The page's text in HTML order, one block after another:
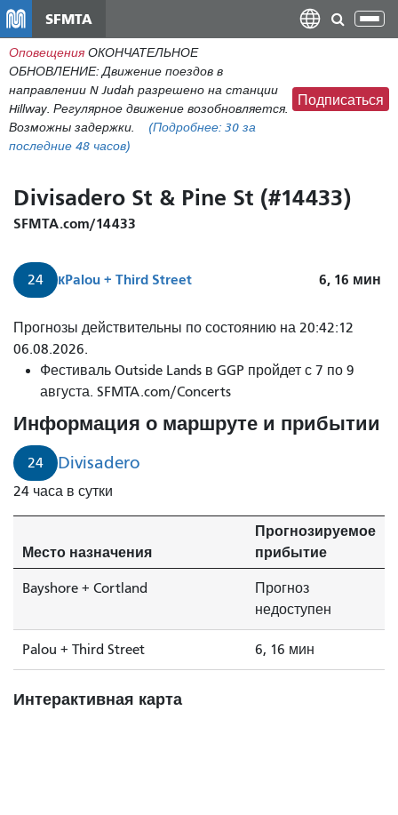
содержанию
SFMTA
Оповещения ОКОНЧАТЕЛЬНОЕ
ОБНОВЛЕНИЕ: Движение поездов в
направлении N Judah разрешено на станции
Hillway. Регулярное движение возобновляется.
Возможны задержки.
(Подробнее: 30 за
последние 48 часов)
Подписаться
Divisadero St & Pine St (#14433)
SFMTA.com/14433
24 кPalou + Third Street 6, 16 мин
Прогнозы действительны по состоянию на 20:42:12
06.08.2026.
Фестиваль Outside Lands в GGP пройдет с 7 по 9
августа. SFMTA.com/Concerts
Информация о маршруте и прибытии
24 Divisadero
24 часа в сутки
Место назначения
Прогнозируемое
прибытие
Bayshore + Cortland
Прогноз
недоступен
Palou + Third Street 6, 16 мин
Интерактивная карта